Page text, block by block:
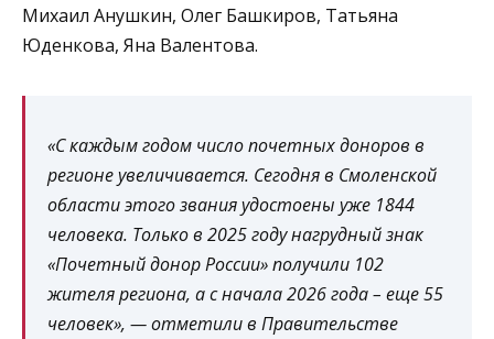
Михаил Анушкин, Олег Башкиров, Татьяна
Юденкова, Яна Валентова.
«С каждым годом число почетных доноров в
регионе увеличивается. Сегодня в Смоленской
области этого звания удостоены уже 1844
человека. Только в 2025 году нагрудный знак
«Почетный донор России» получили 102
жителя региона, а с начала 2026 года – еще 55
человек», — отметили в Правительстве